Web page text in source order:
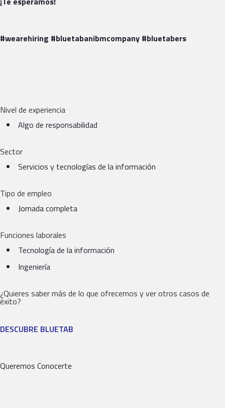
#wearehiring #bluetabanibmcompany #bluetabers
Nivel de experiencia
Algo de responsabilidad
Sector
Servicios y tecnologías de la información
Tipo de empleo
Jornada completa
Funciones laborales
Tecnología de la información
Ingeniería
¿Quieres saber más de lo que ofrecemos y ver otros casos de
éxito?
DESCUBRE BLUETAB
Queremos Conocerte